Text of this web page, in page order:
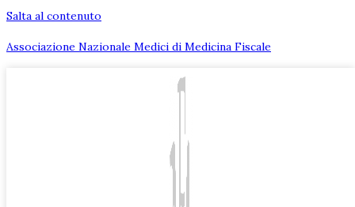
Salta al contenuto
Associazione Nazionale Medici di Medicina Fiscale